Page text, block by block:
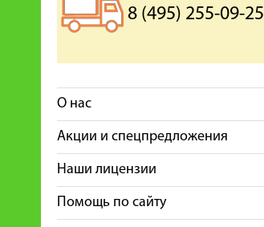
8 (495) 255-09-25
О нас
Акции и спецпредложения
Наши лицензии
Помощь по сайту